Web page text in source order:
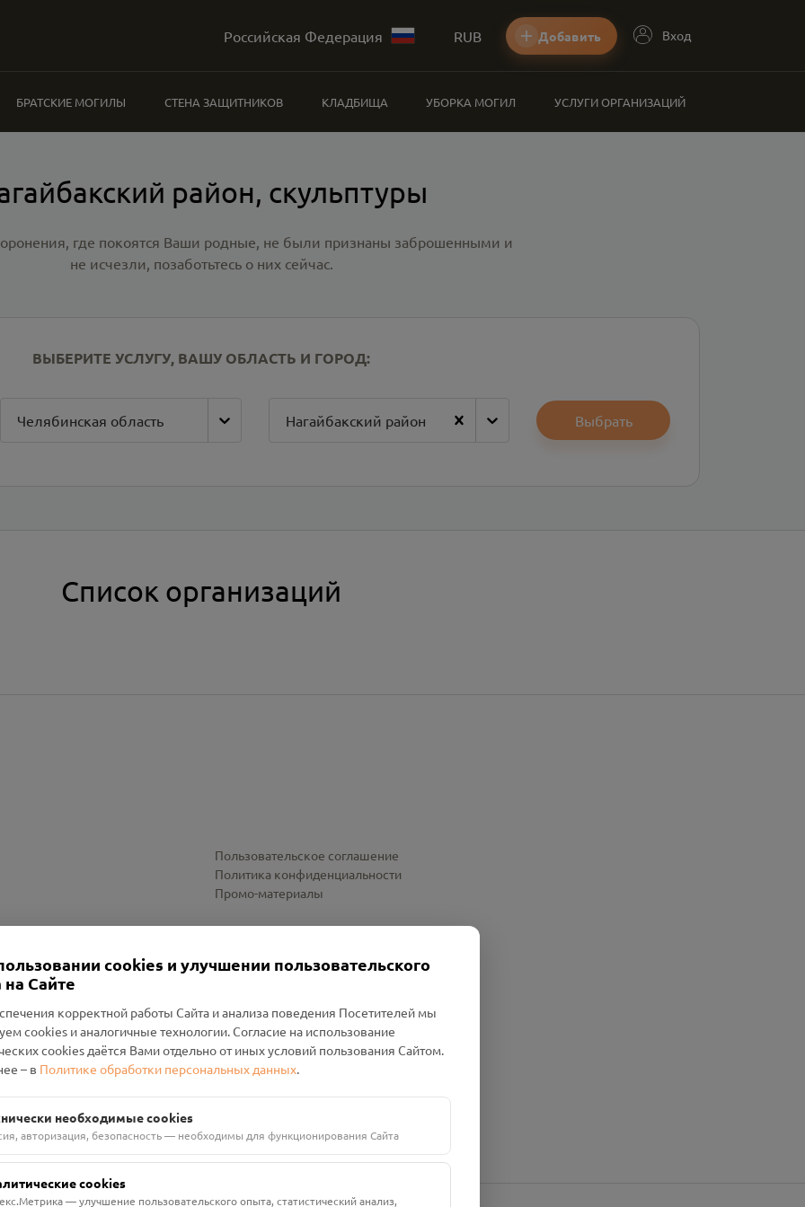
Российская Федерация RUB Добавить Вход
БРАТСКИЕ МОГИЛЫ СТЕНА ЗАЩИТНИКОВ КЛАДБИЩА УБОРКА МОГИЛ УСЛУГИ ОРГАНИЗАЦИЙ
район, скульптуры
где покоятся Ваши родные, не были признаны заброшенными и
не исчезли, позаботьтесь о них сейчас.
ВЫБЕРИТЕ УСЛУГУ, ВАШУ ОБЛАСТЬ И ГОРОД:
Челябинская область Нагайбакский район Выбрать
Список организаций
Пользовательское соглашение
Политика конфиденциальности
Промо-материалы
Проект Помним»
Руднянский, г. Рудня, улица Западная, д. 26А, пом. 18
БАНК"
cookies и улучшении пользовательского
Сайте
корректной работы Сайта и анализа поведения Посетителей мы
cookies и аналогичные технологии. Согласие на использование
cookies даётся Вами отдельно от иных условий пользования Сайтом.
– в Политике обработки персональных данных.
необходимые cookies
авторизация, безопасность — необходимы для функционирования Сайта
cookies
— улучшение пользовательского опыта, статистический анализ,